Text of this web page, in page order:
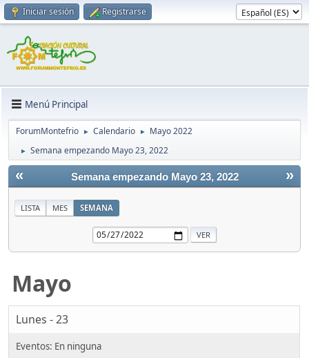
Iniciar sesión Registrarse
Menú Principal
ForumMontefrio ► Calendario ► Mayo 2022
► Semana empezando Mayo 23, 2022
« »
Semana empezando Mayo 23, 2022
LISTA MES SEMANA
Mayo
Lunes - 23